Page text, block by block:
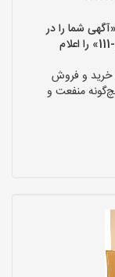
شما را در
سایت «کارتن سازی ها» دیده ام و کد «آگهی-111» را اعلام
خرید و فروش
منفعت و